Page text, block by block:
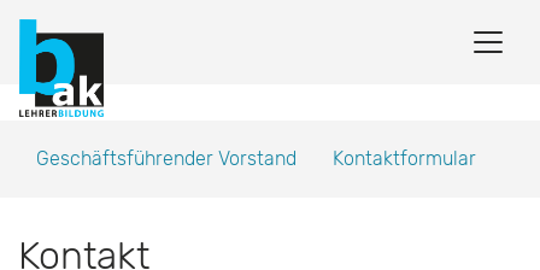
Geschäftsführender Vorstand Kontaktformular
Kontakt